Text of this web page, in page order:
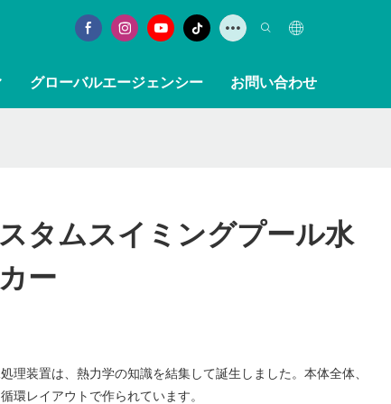
グローバルエージェンシー お問い合わせ
タムスイミングプール水
ー
理装置は、熱力学の知識を結集して誕生しました。本体全体、
環レイアウトで作られています。